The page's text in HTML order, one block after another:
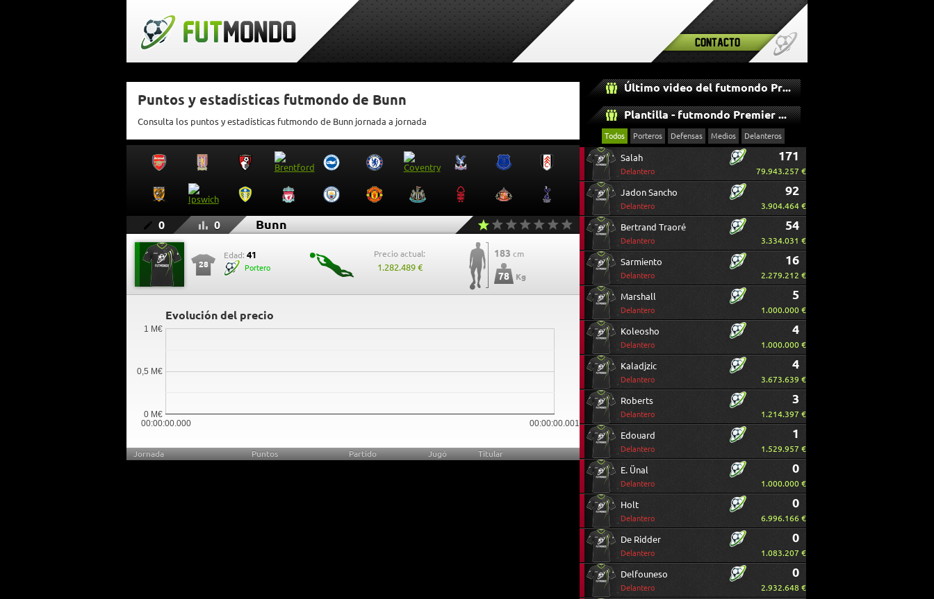
Contacto
Puntos y estadísticas futmondo de Bunn
Consulta los puntos y estadísticas futmondo de Bunn jornada a jornada
0 0 Bunn
28
Edad: 41
Portero
Precio actual:
1.282.489 €
183 cm
78 Kg
Evolución del precio
00:00:00.000 00:00:00.001
0 M€
0,5 M€
1 M€
Jornada Puntos Partido Jugó Titular
Último video del futmondo Premier League
Plantilla - futmondo Premier League
Todos Porteros Defensas Medios Delanteros
Salah
Delantero
171
79.943.257 €
Jadon Sancho
Delantero
92
3.904.464 €
Bertrand Traoré
Delantero
54
3.334.031 €
Sarmiento
Delantero
16
2.279.212 €
Marshall
Delantero
5
1.000.000 €
Koleosho
Delantero
4
1.000.000 €
Kaladjzic
Delantero
4
3.673.639 €
Roberts
Delantero
3
1.214.397 €
Edouard
Delantero
1
1.529.957 €
E. Ünal
Delantero
0
1.000.000 €
Holt
Delantero
0
6.996.166 €
De Ridder
Delantero
0
1.083.207 €
Delfouneso
Delantero
0
2.932.648 €